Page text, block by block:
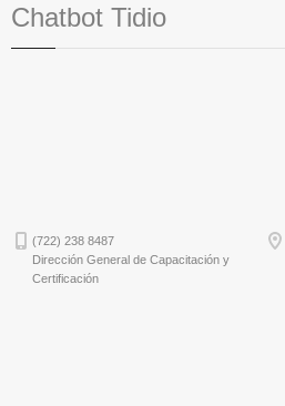
Chatbot Tidio
(722) 238 8487
Dirección General de Capacitación y
Certificación